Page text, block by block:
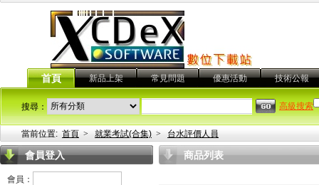
首頁 新品上架 常見問題 優惠活動 技術公報
搜尋： 高級搜索
當前位置: 首頁 > 就業考試(合集) > 台水評價人員
會員登入
會員：
商品列表